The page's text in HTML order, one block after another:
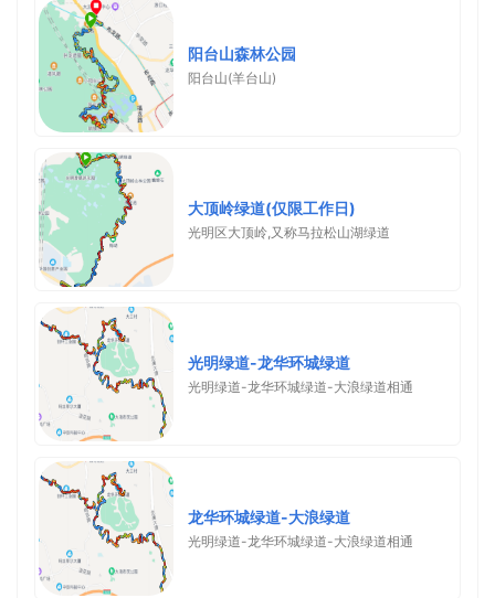
阳台山森林公园
阳台山(羊台山)
大顶岭绿道(仅限工作日)
光明区大顶岭,又称马拉松山湖绿道
光明绿道-龙华环城绿道
光明绿道-龙华环城绿道-大浪绿道相通
龙华环城绿道-大浪绿道
光明绿道-龙华环城绿道-大浪绿道相通